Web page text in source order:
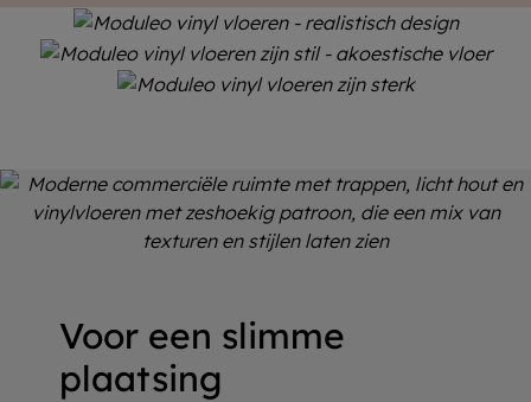
Gemaakt om lang mee te gaan
Voor een slimme
plaatsing